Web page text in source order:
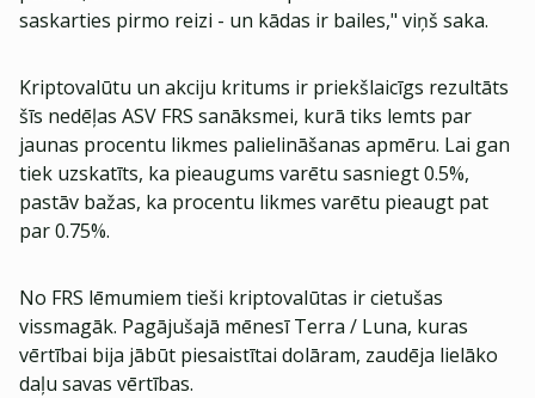
saskarties pirmo reizi - un kādas ir bailes," viņš saka.
Kriptovalūtu un akciju kritums ir priekšlaicīgs rezultāts
šīs nedēļas ASV FRS sanāksmei, kurā tiks lemts par
jaunas procentu likmes palielināšanas apmēru. Lai gan
tiek uzskatīts, ka pieaugums varētu sasniegt 0.5%,
pastāv bažas, ka procentu likmes varētu pieaugt pat
par 0.75%.
No FRS lēmumiem tieši kriptovalūtas ir cietušas
vissmagāk. Pagājušajā mēnesī Terra / Luna, kuras
vērtībai bija jābūt piesaistītai dolāram, zaudēja lielāko
daļu savas vērtības.